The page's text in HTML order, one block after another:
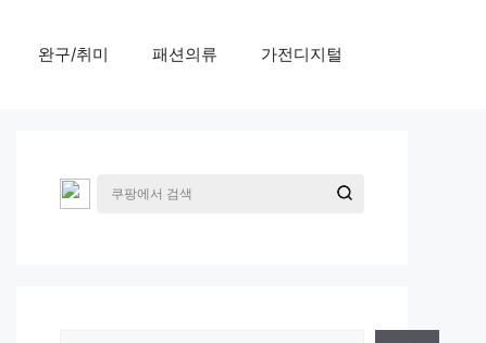
완구/취미 패션의류 가전디지털